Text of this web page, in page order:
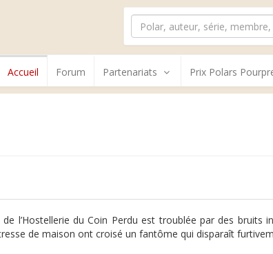
Accueil Forum Partenariats Prix Polars
de l’Hostellerie du Coin Perdu est troublée par des bruits
de maison ont croisé un fantôme qui disparaît